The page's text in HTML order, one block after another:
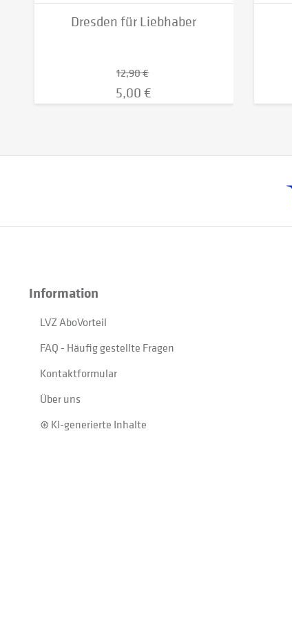
Dresden für Liebhaber
12,90 €
5,00 €
Information
LVZ AboVorteil
FAQ - Häufig gestellte Fragen
Kontaktformular
Über uns
⊛ KI-generierte Inhalte